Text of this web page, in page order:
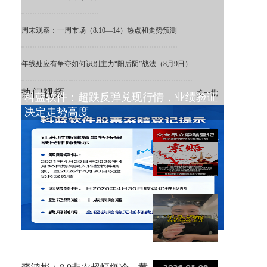
周末观察：一周市场（8.10—14）热点和走势预测
年线处应有争夺如何识别主力“阳后阴”战法（8月9日）
热门视频 换一批
科蓝软件：超跌反弹兑现行情，业绩验证
决定走势高度
ST 交大昂立：利空出清，困境
之下重估价值
8月9日复盘，非农不及预期，
金价大涨！